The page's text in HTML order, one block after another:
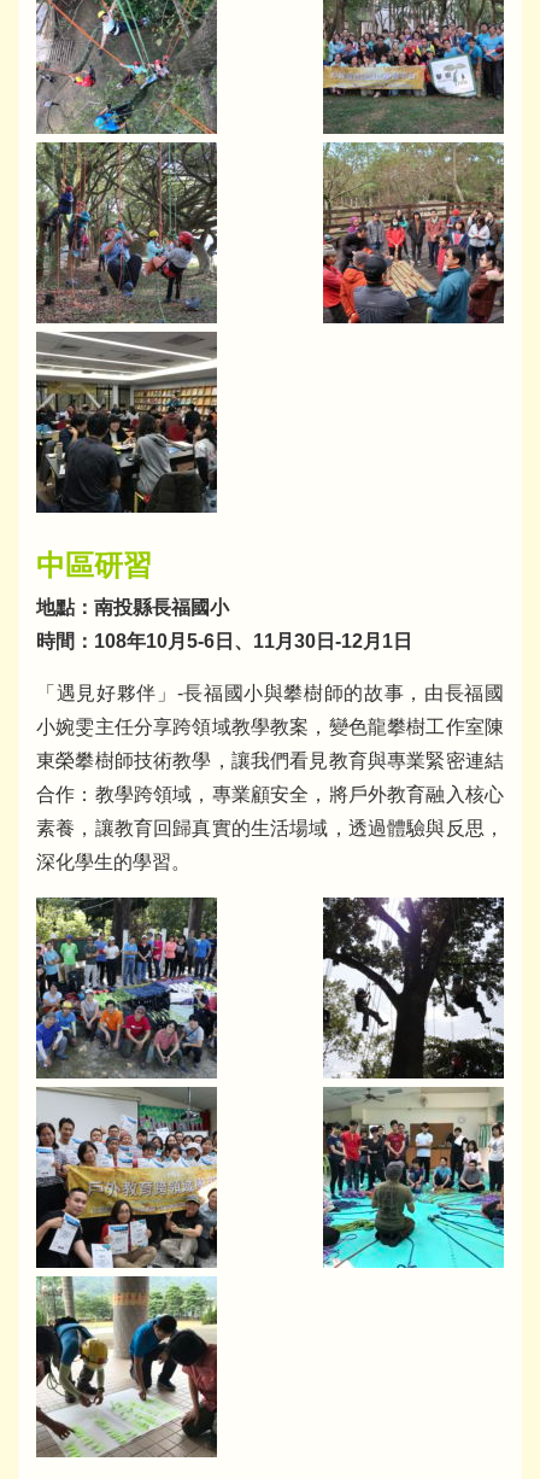
中區研習
地點：南投縣長福國小
時間：108年10月5-6日、11月30日-12月1日
「遇見好夥伴」-長福國小與攀樹師的故事，由長福國
小婉雯主任分享跨領域教學教案，變色龍攀樹工作室陳
東榮攀樹師技術教學，讓我們看見教育與專業緊密連結
合作：教學跨領域，專業顧安全，將戶外教育融入核心
素養，讓教育回歸真實的生活場域，透過體驗與反思，
深化學生的學習。